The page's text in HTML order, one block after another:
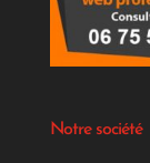
Notre société